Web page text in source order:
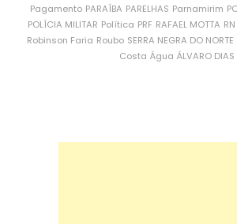
Pagamento PARAÍBA PARELHAS Parnamirim
POLÍCIA MILITAR Política PRF RAFAEL MOTTA RN
Robinson Faria Roubo SERRA NEGRA DO NORTE
Costa Água ÁLVARO DIAS